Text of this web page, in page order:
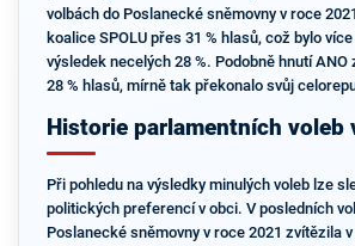
volbách do Poslanecké sněmovny v roce
koalice SPOLU přes 31 % hlasů, což bylo
výsledek necelých 28 %. Podobně hnutí ANO
28 % hlasů, mírně tak překonalo svůj
Historie parlamentních voleb
Při pohledu na výsledky minulých voleb lze
politických preferencí v obci. V posledních
Poslanecké sněmovny v roce 2021 zvítězila